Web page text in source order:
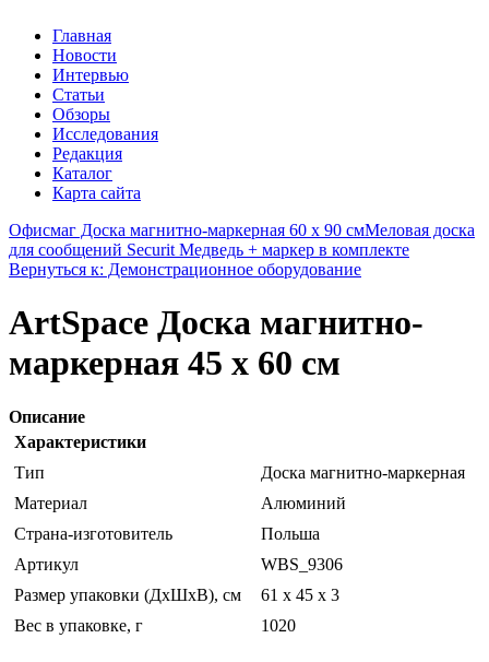
Главная
Новости
Интервью
Статьи
Обзоры
Исследования
Редакция
Каталог
Карта сайта
Офисмаг Доска магнитно-маркерная 60 х 90 смМеловая доска
для сообщений Securit Медведь + маркер в комплекте
Вернуться к: Демонстрационное оборудование
ArtSpace Доска магнитно-
маркерная 45 х 60 см
Описание
Характеристики
Тип
Доска магнитно-маркерная
Материал
Алюминий
Страна-изготовитель
Польша
Артикул
WBS_9306
Размер упаковки (ДхШхВ), см
61 x 45 x 3
Вес в упаковке, г
1020